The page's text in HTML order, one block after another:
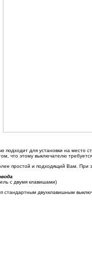
подходит для установки на место
что этому выключателю
простой и подходящий Вам. При
с двумя клавишами)
стандартным двухклавишным